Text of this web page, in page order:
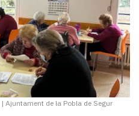
| Ajuntament de la Pobla de Segur